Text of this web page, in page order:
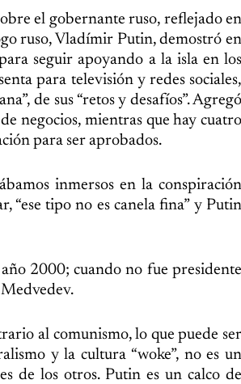
el gobernante ruso, reflejado en
ruso, Vladímir Putin, demostró en
seguir apoyando a la isla en los
para televisión y redes sociales,
de sus “retos y desafíos”. Agregó
negocios, mientras que hay cuatro
para ser aprobados.
inmersos en la conspiración
“ese tipo no es canela fina” y Putin
2000; cuando no fue presidente
al comunismo, lo que puede ser
y la cultura “woke”, no es un
de los otros. Putin es un calco de